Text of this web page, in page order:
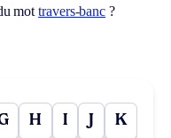
mottravers-banc ?
H I J K